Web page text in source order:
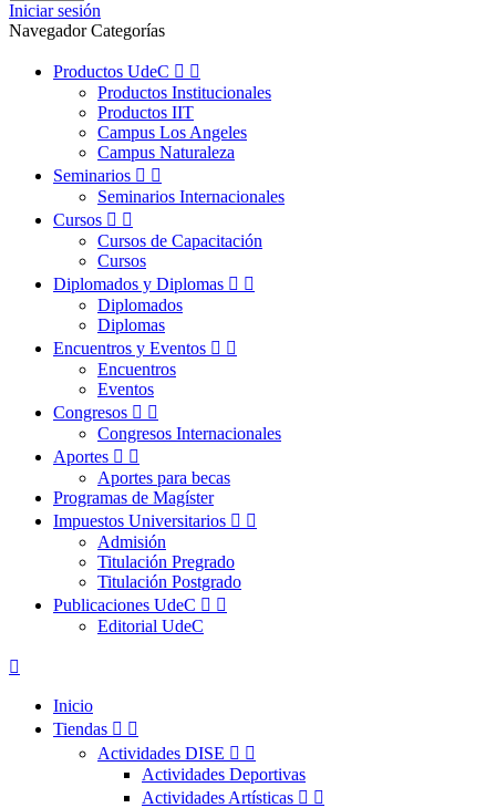
Iniciar sesión
Navegador Categorías
Productos UdeC  
Productos Institucionales
Productos IIT
Campus Los Angeles
Campus Naturaleza
Seminarios  
Seminarios Internacionales
Cursos  
Cursos de Capacitación
Cursos
Diplomados y Diplomas  
Diplomados
Diplomas
Encuentros y Eventos  
Encuentros
Eventos
Congresos  
Congresos Internacionales
Aportes  
Aportes para becas
Programas de Magíster
Impuestos Universitarios  
Admisión
Titulación Pregrado
Titulación Postgrado
Publicaciones UdeC  
Editorial UdeC

Inicio
Tiendas  
Actividades DISE  
Actividades Deportivas
Actividades Artísticas  